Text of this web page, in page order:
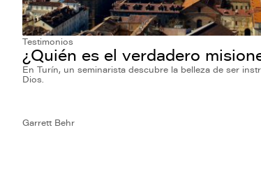
Testimonios
¿Quién es el verdadero
En Turín, un seminarista descubre la belleza de ser
Dios.
Garrett Behr